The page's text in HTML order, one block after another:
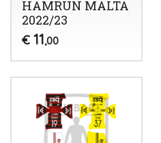
HAMRUN MALTA
2022/23
€ 11,00